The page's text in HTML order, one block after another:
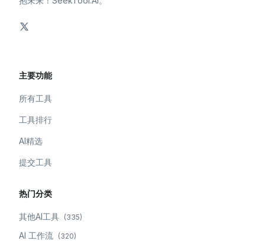
主要功能
所有工具
工具排行
AI精选
提交工具
热门分类
其他AI工具 (335)
AI 工作流 (320)